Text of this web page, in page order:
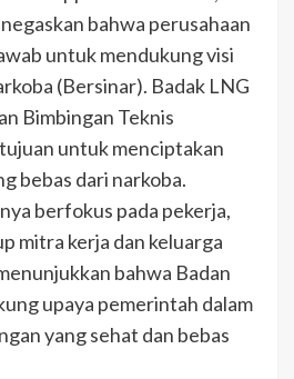
bahwa perusahaan
untuk mendukung visi
(Bersinar). Badak LNG
Bimbingan Teknis
untuk menciptakan
bebas dari narkoba.
berfokus pada pekerja,
mitra kerja dan keluarga
bahwa Badan
upaya pemerintah dalam
yang sehat dan bebas